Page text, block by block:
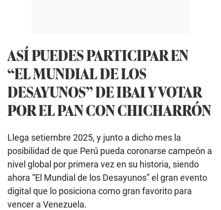
ASÍ PUEDES PARTICIPAR EN
“EL MUNDIAL DE LOS
DESAYUNOS” DE IBAI Y VOTAR
POR EL PAN CON CHICHARRÓN
Llega setiembre 2025, y junto a dicho mes la
posibilidad de que Perú pueda coronarse campeón a
nivel global por primera vez en su historia, siendo
ahora “El Mundial de los Desayunos” el gran evento
digital que lo posiciona como gran favorito para
vencer a Venezuela.